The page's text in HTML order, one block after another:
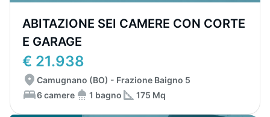
ABITAZIONE SEI CAMERE CON CORTE
E GARAGE
€ 21.938
Camugnano (BO) - Frazione Baigno 5
6 camere
1 bagno 175 Mq